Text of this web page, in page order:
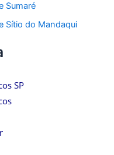
Sumaré
Sítio do Mandaqui
SP